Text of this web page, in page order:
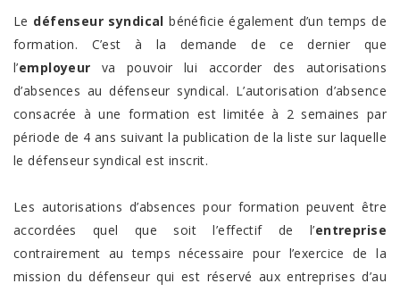
Le défenseur syndical bénéficie également d’un temps de
formation. C’est à la demande de ce dernier que
l’employeur va pouvoir lui accorder des autorisations
d’absences au défenseur syndical. L’autorisation d’absence
consacrée à une formation est limitée à 2 semaines par
période de 4 ans suivant la publication de la liste sur laquelle
le défenseur syndical est inscrit.
Les autorisations d’absences pour formation peuvent être
accordées quel que soit l’effectif de l’entreprise
contrairement au temps nécessaire pour l’exercice de la
mission du défenseur qui est réservé aux entreprises d’au